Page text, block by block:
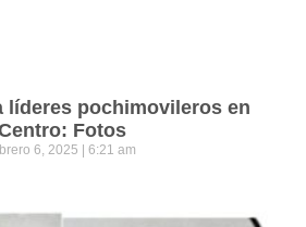
líderes pochimovileros en
Fotos
6, 2025 6:21 am